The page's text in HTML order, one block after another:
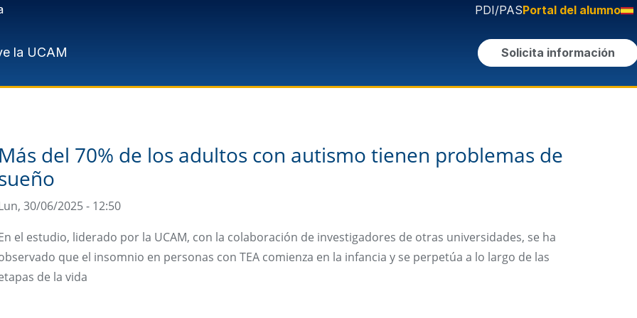
PDI/PASPortal del alumno
la UCAM Solicita información
Más del 70% de los adultos con autismo tienen problemas de
30/06/2025 - 12:50
el estudio, liderado por la UCAM, con la colaboración de investigadores de otras universidades, se ha
que el insomnio en personas con TEA comienza en la infancia y se perpetúa a lo largo de las
de la vida